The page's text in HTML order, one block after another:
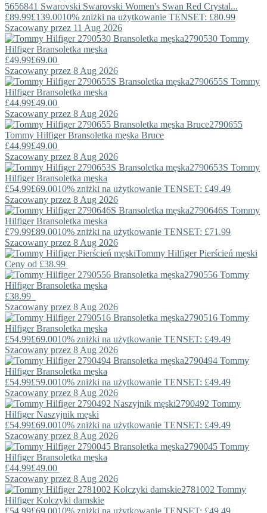
5656841 Swarovski Swarovski Women's Swan Red Crystal...
£89.99£139.0010% zniżki na użytkowanie TENSET: £80.99
Szacowany przez 11 Aug 2026
2790530 Tommy
HilfigerBransoletka męska
£49.99£69.00
Szacowany przez 8 Aug 2026
2790655S Tommy
HilfigerBransoletka męska
£44.99£49.00
Szacowany przez 8 Aug 2026
2790655
Tommy HilfigerBransoletka męska Bruce
£44.99£49.00
Szacowany przez 8 Aug 2026
2790653S Tommy
HilfigerBransoletka męska
£54.99£69.0010% zniżki na użytkowanie TENSET: £49.49
Szacowany przez 8 Aug 2026
2790646S Tommy
HilfigerBransoletka męska
£79.99£89.0010% zniżki na użytkowanie TENSET: £71.99
Szacowany przez 8 Aug 2026
Tommy HilfigerPierścień męski
Ceny od £38.99
2790556 Tommy
HilfigerBransoletka męska
£38.99
Szacowany przez 8 Aug 2026
2790516 Tommy
HilfigerBransoletka męska
£54.99£69.0010% zniżki na użytkowanie TENSET: £49.49
Szacowany przez 8 Aug 2026
2790494 Tommy
HilfigerBransoletka męska
£54.99£59.0010% zniżki na użytkowanie TENSET: £49.49
Szacowany przez 8 Aug 2026
2790492 Tommy
HilfigerNaszyjnik męski
£54.99£69.0010% zniżki na użytkowanie TENSET: £49.49
Szacowany przez 8 Aug 2026
2790045 Tommy
HilfigerBransoletka męska
£44.99£49.00
Szacowany przez 8 Aug 2026
2781002 Tommy
HilfigerKolczyki damskie
£54.99£69.0010% zniżki na użytkowanie TENSET: £49.49